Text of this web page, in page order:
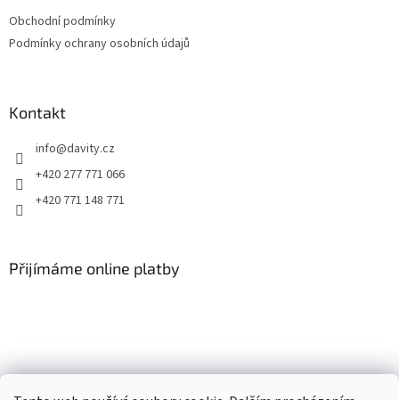
Obchodní podmínky
Podmínky ochrany osobních údajů
Kontakt
info@davity.cz
+420 277 771 066
+420 771 148 771
Přijímáme online platby